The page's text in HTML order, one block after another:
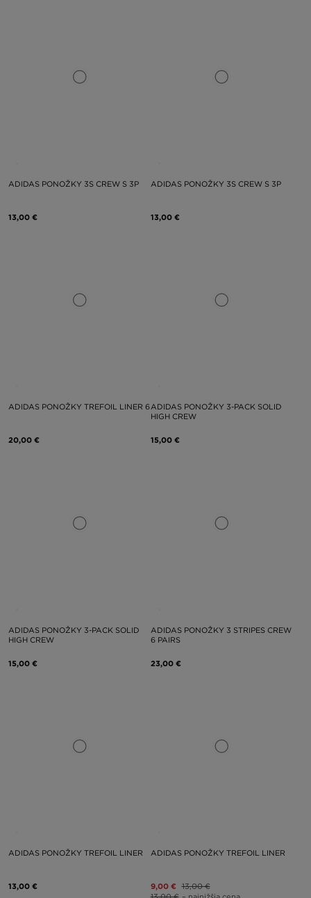
ADIDAS PONOŽKY 3S CREW S 3P
13,00 €
ADIDAS PONOŽKY 3S CREW S 3P
13,00 €
ADIDAS PONOŽKY TREFOIL LINER 6
20,00 €
ADIDAS PONOŽKY 3-PACK SOLID
HIGH CREW
15,00 €
ADIDAS PONOŽKY 3-PACK SOLID
HIGH CREW
15,00 €
ADIDAS PONOŽKY 3 STRIPES CREW
6 PAIRS
23,00 €
ADIDAS PONOŽKY TREFOIL LINER
13,00 €
ADIDAS PONOŽKY TREFOIL LINER
9,00 € 13,00 €